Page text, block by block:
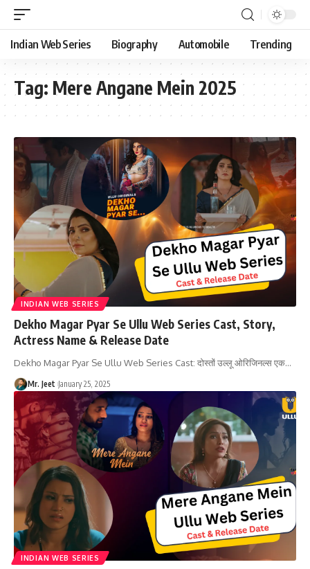
Indian Web Series Biography Automobile Trending
Tag: Mere Angane Mein 2025
INDIAN WEB SERIES
Dekho Magar Pyar Se Ullu Web Series Cast, Story,
Actress Name & Release Date
Dekho Magar Pyar Se Ullu Web Series Cast: दोस्तों उल्लू ओरिजिनल्स एक…
Mr. Jeet January 25, 2025
INDIAN WEB SERIES